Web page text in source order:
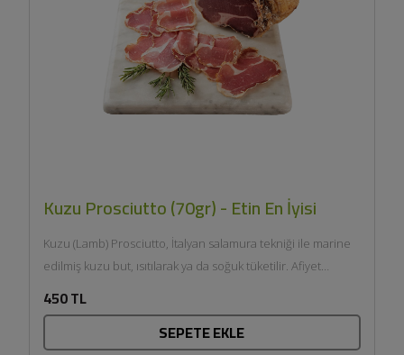
Kuzu Prosciutto (70gr) - Etin En İyisi
Kuzu (Lamb) Prosciutto, İtalyan salamura tekniği ile marine
edilmiş kuzu but, ısıtılarak ya da soğuk tüketilir. Afiyet
450 TL
SEPETE EKLE